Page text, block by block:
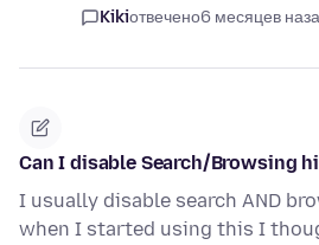
Kikiотвечено6 месяцев
Can I disable Search/Browsing
I usually disable search AND
when I started using this I